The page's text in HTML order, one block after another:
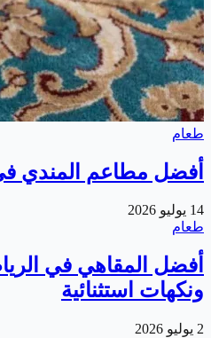
طعام
أفضل مطاعم المندي
14 يوليو 2026
طعام
ونكهات استثنائية
2 يوليو 2026